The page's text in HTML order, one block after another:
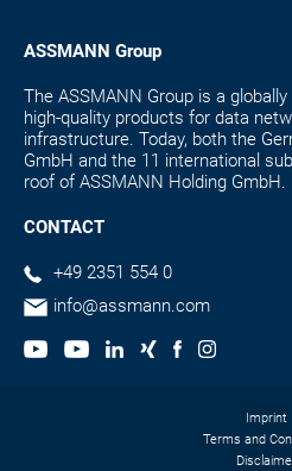
ASSMANN Group
The ASSMANN Group is a
high-quality products for data
infrastructure. Today, both the
GmbH and the 11 international
roof of ASSMANN Holding GmbH.
CONTACT
+49 2351 554 0
info@assmann.com
Imprint
Terms and